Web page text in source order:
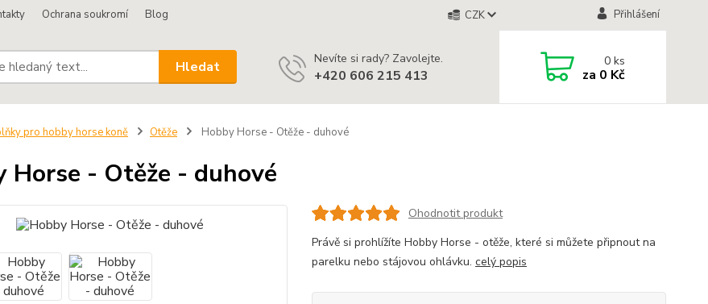
Ochrana soukromí Blog CZK Přihlášení
Hledat Nevíte si rady? Zavolejte.
+420 606 215 413
0ks
za 0 Kč
pro hobby horse koně Otěže Hobby Horse - Otěže - duhové
Horse - Otěže - duhové
Ohodnotit produkt
Právě si prohlížíte Hobby Horse - otěže, které si můžete připnout na
parelku nebo stájovou ohlávku. celý popis